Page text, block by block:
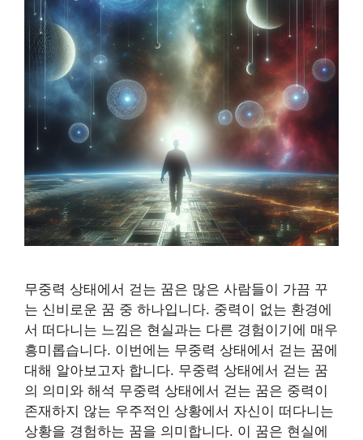
무중력 상태에서 걷는 꿈은 많은 사람들이 가끔 꾸
는 신비로운 꿈 중 하나입니다. 중력이 없는 환경에
서 떠다니는 느낌은 현실과는 다른 경험이기에 매우
흥미롭습니다. 이번에는 무중력 상태에서 걷는 꿈에
대해 알아보고자 합니다. 무중력 상태에서 걷는 꿈
의 의미와 해석 무중력 상태에서 걷는 꿈은 중력이
존재하지 않는 우주적인 상황에서 자신이 떠다니는
상황을 경험하는 꿈을 의미합니다. 이 꿈은 현실에